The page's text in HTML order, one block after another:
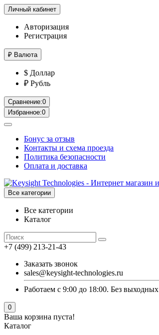
Личный кабинет
Авторизация
Регистрация
₽ Валюта
$ Доллар
₽ Рубль
Сравнение:0
Избранное:0
Бонус за отзыв
Контакты и схема проезда
Политика безопасности
Оплата и доставка
Все категории
Все категории
Каталог
+7 (499) 213-21-43
Заказать звонок
sales@keysight-technologies.ru
Работаем с 9:00 до 18:00. Без выходных
0
Ваша корзина пуста!
Каталог